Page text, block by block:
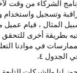
الشركاء من وقت
وتسجيل
المثال ، قيام
بطريقة أخرى
في موادنا
الجدول ٤.